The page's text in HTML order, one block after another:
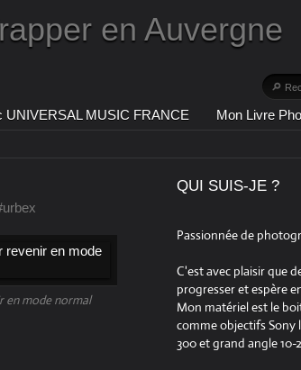
en Auvergne
UNIVERSAL MUSIC FRANCE
Mon Livre
en mode normal
QUI SUIS-JE ?
Passionnée de
C'est avec plaisir que
progresser et espère
Mon matériel est le
comme objectifs Sony
300 et grand angle 10-